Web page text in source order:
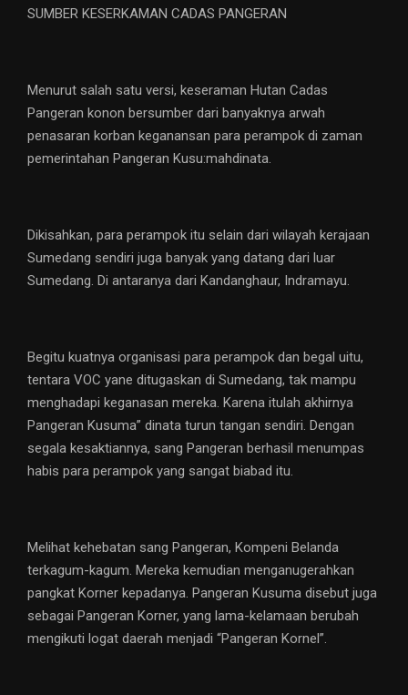
SUMBER KESERKAMAN CADAS PANGERAN
Menurut salah satu versi, keseraman Hutan Cadas
Pangeran konon bersumber dari banyaknya arwah
penasaran korban keganansan para perampok di zaman
pemerintahan Pangeran Kusu:mahdinata.
Dikisahkan, para perampok itu selain dari wilayah kerajaan
Sumedang sendiri juga banyak yang datang dari luar
Sumedang. Di antaranya dari Kandanghaur, Indramayu.
Begitu kuatnya organisasi para perampok dan begal uitu,
tentara VOC yane ditugaskan di Sumedang, tak mampu
menghadapi keganasan mereka. Karena itulah akhirnya
Pangeran Kusuma” dinata turun tangan sendiri. Dengan
segala kesaktiannya, sang Pangeran berhasil menumpas
habis para perampok yang sangat biabad itu.
Melihat kehebatan sang Pangeran, Kompeni Belanda
terkagum-kagum. Mereka kemudian menganugerahkan
pangkat Korner kepadanya. Pangeran Kusuma disebut juga
sebagai Pangeran Korner, yang lama-kelamaan berubah
mengikuti logat daerah menjadi “Pangeran Kornel”.